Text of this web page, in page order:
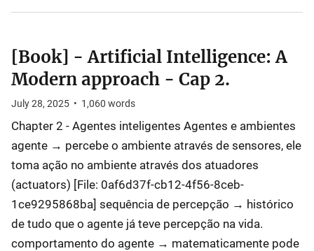
[Book] - Artificial Intelligence: A
Modern approach - Cap 2.
July 28, 2025 • 1,060 words
Chapter 2 - Agentes inteligentes Agentes e ambientes
agente → percebe o ambiente através de sensores, ele
toma ação no ambiente através dos atuadores
(actuators) [File: 0af6d37f-cb12-4f56-8ceb-
1ce9295868ba] sequência de percepção → histórico
de tudo que o agente já teve percepção na vida.
comportamento do agente → matematicamente pode